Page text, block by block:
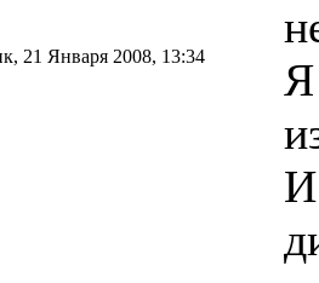
21 Января 2008, 13:34
Я
И